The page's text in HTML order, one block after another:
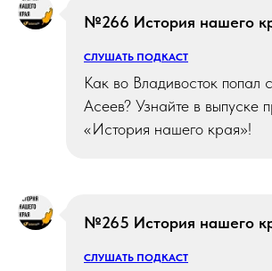
№266 История нашего
СЛУШАТЬ ПОДКАСТ
Как во Владивосток попал
Асеев? Узнайте в выпуске
«История нашего края»!
№265 История нашего
СЛУШАТЬ ПОДКАСТ